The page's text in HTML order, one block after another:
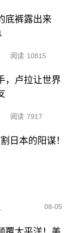
底裤露出来
阅读 10815
，卢拉让世界
阅读 7917
日本的阳谋！
08-05